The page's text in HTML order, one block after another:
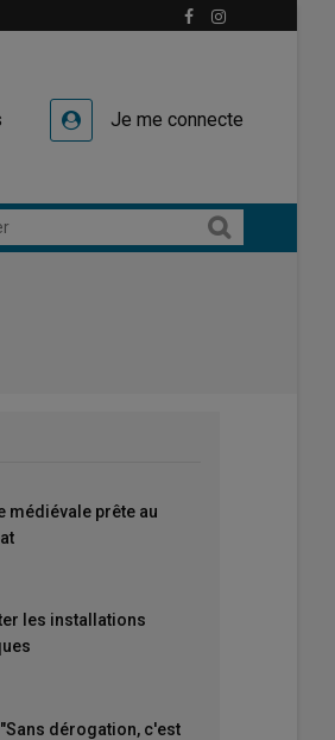
Je me connecte
médiévale prête au
les installations
"Sans dérogation, c'est